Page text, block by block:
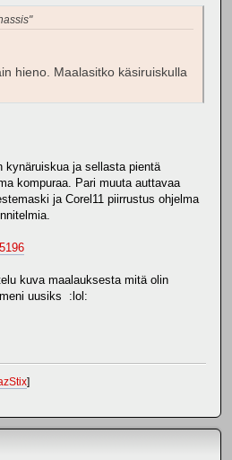
hieno. Maalasitko käsiruiskulla
kynäruiskua ja sellasta pientä
kompuraa. Pari muuta auttavaa
ja Corel11 piirrustus ohjelma
kuva maalauksesta mitä olin
uusiks :lol:
]